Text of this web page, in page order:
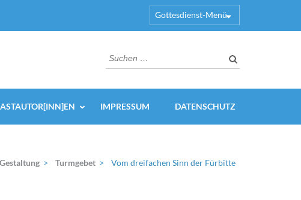
Gottesdienst-Menü
Suchen
nach:
IMPRESSUM DATENSCHUTZ
> Turmgebet > Vom dreifachen Sinn der Fürbitte